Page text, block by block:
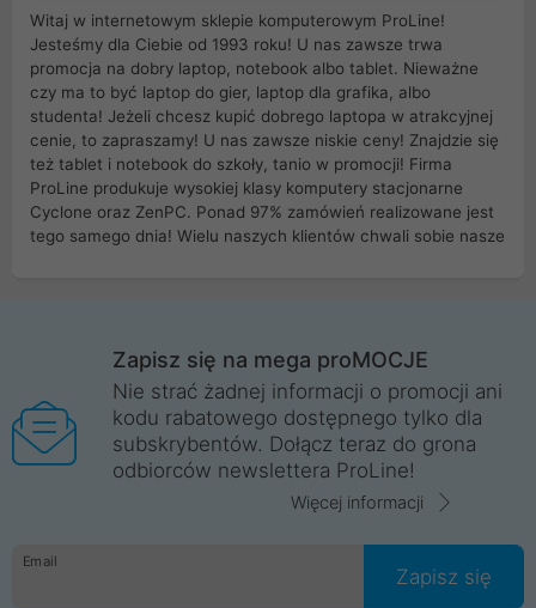
Witaj w internetowym sklepie komputerowym ProLine!
Jesteśmy dla Ciebie od 1993 roku! U nas zawsze trwa
promocja na dobry laptop, notebook albo tablet. Nieważne
czy ma to być laptop do gier, laptop dla grafika, albo
studenta! Jeżeli chcesz kupić dobrego laptopa w atrakcyjnej
cenie, to zapraszamy! U nas zawsze niskie ceny! Znajdzie się
też tablet i notebook do szkoły, tanio w promocji! Firma
ProLine produkuje wysokiej klasy komputery stacjonarne
Cyclone oraz ZenPC. Ponad 97% zamówień realizowane jest
tego samego dnia! Wielu naszych klientów chwali sobie nasze
Wrocław, Poznań, Legnica, Katowice, Gliwice, Kalisz, Bytom,
Trzebnica, Opole. Szybka i profesjonalna obsługa!
ProLine to polska firma ze 100% polskim kapitałem. Działamy
legalnie i płacimy podatki w naszym kraju! Posiadamy siedzibę
główną w Mirkowie oraz salony na terenie kraju. Cała
komunikacja ze sklepem komputerowym ProLine jest
danych osobowych. Dlatego zakup notebooka albo laptopa w
ProLine to czysta przyjemność i pełne bezpieczeństwo.
Zaopatrzysz się u nas w akcesoria i części komputerowe
Zapisz się na mega proMOCJE
Nie strać żadnej informacji o promocji ani
kodu rabatowego dostępnego tylko dla
subskrybentów. Dołącz teraz do grona
odbiorców newslettera ProLine!
Więcej informacji
Email
Zapisz się